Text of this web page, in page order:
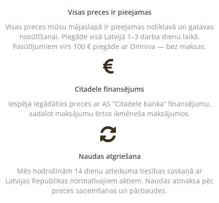
Visas preces ir pieejamas
Visas preces mūsu mājaslapā ir pieejamas noliktavā un gatavas
nosūtīšanai. Piegāde visā Latvijā 1–3 darba dienu laikā.
Pasūtījumiem virs 100 € piegāde ar Omniva — bez maksas.
Citadele finansējums
Iespēja iegādāties preces ar AS “Citadele banka” finansējumu,
sadalot maksājumu ērtos ikmēneša maksājumos.
Naudas atgriešana
Mēs nodrošinām 14 dienu atteikuma tiesības saskaņā ar
Latvijas Republikas normatīvajiem aktiem. Naudas atmaksa pēc
preces saņemšanas un pārbaudes.